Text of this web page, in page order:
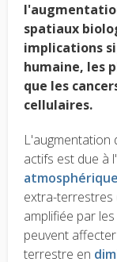
spatiaux
implications
humaine, les
que les
cellulaires.
L'augmentation
actifs est due à
atmosphérique
extra-terrestres
amplifiée par
peuvent
terrestre en